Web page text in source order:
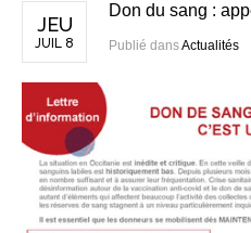
JEU
JUIL 8
Don du sang :
Publié dansActualités